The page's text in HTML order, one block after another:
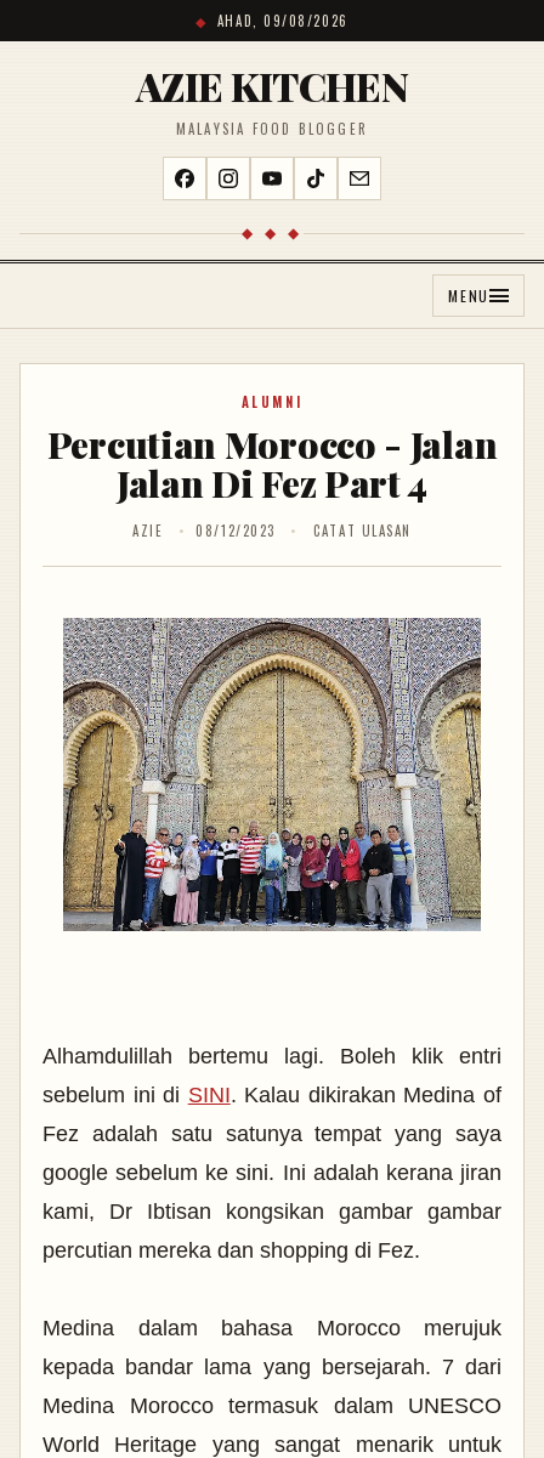
AHAD, 09/08/2026
AZIE KITCHEN
MALAYSIA FOOD BLOGGER
◆ ◆ ◆
MENU
ALUMNI
Percutian Morocco - Jalan
Jalan Di Fez Part 4
AZIE 08/12/2023 CATAT ULASAN
Alhamdulillah bertemu lagi. Boleh klik entri
sebelum ini di SINI. Kalau dikirakan Medina of
Fez adalah satu satunya tempat yang saya
google sebelum ke sini. Ini adalah kerana jiran
kami, Dr Ibtisan kongsikan gambar gambar
percutian mereka dan shopping di Fez.
Medina dalam bahasa Morocco merujuk
kepada bandar lama yang bersejarah. 7 dari
Medina Morocco termasuk dalam UNESCO
World Heritage yang sangat menarik untuk